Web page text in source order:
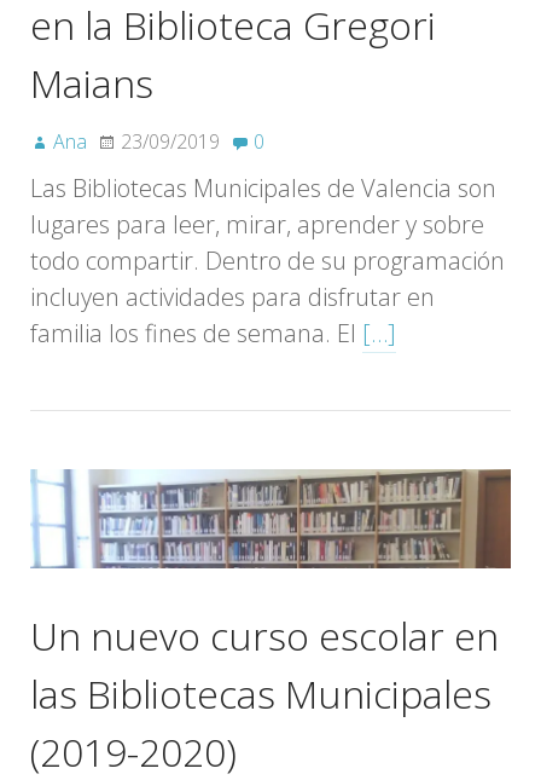
en la Biblioteca Gregori
Maians
Ana 23/09/2019 0
Las Bibliotecas Municipales de Valencia son
lugares para leer, mirar, aprender y sobre
todo compartir. Dentro de su programación
incluyen actividades para disfrutar en
familia los fines de semana. El […]
Un nuevo curso escolar en
las Bibliotecas Municipales
(2019-2020)